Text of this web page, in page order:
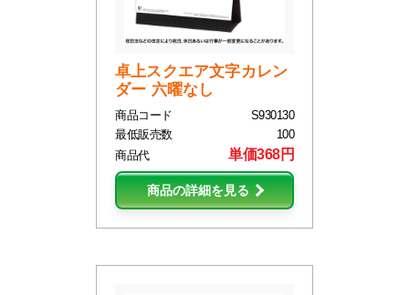
卓上スクエア文字カレン
ダー 六曜なし
商品コード
S930130
最低販売数
100
商品代
単価368円
商品の詳細を見る